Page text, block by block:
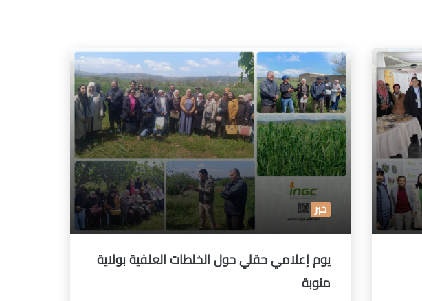
خبر
يوم إعلامي حقلي حول الخلطات العلفية بولاية
منوبة